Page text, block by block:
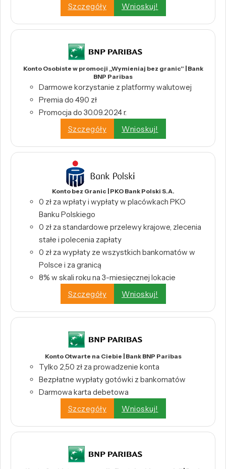
Szczegóły
Wnioskuj!
Konto Osobiste w promocji „Wymieniaj bez granic” | Bank
BNP Paribas
Darmowe korzystanie z platformy walutowej
Premia do 490 zł
Promocja do 30.09.2024 r.
Szczegóły
Wnioskuj!
Konto bez Granic | PKO Bank Polski S.A.
0 zł za wpłaty i wypłaty w placówkach PKO
Banku Polskiego
0 zł za standardowe przelewy krajowe, zlecenia
stałe i polecenia zapłaty
0 zł za wypłaty ze wszystkich bankomatów w
Polsce i za granicą
8% w skali roku na 3-miesięcznej lokacie
Szczegóły
Wnioskuj!
Konto Otwarte na Ciebie | Bank BNP Paribas
Tylko 2,50 zł za prowadzenie konta
Bezpłatne wypłaty gotówki z bankomatów
Darmowa karta debetowa
Szczegóły
Wnioskuj!